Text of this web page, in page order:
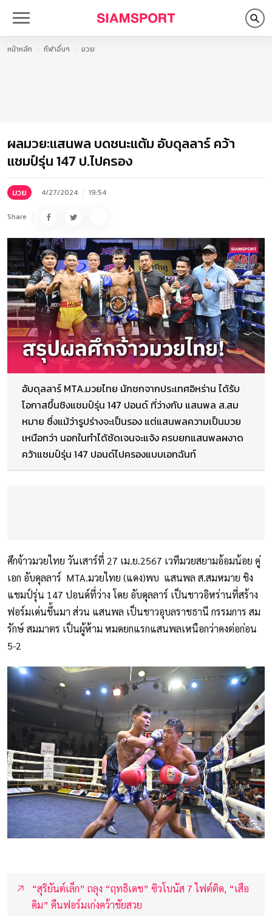
หน้าหลัก กีฬาอื่นๆ มวย
ผลมวย:แสนพล บดชนะแต้ม อับดุลลาร์ คว้า
แชมป์รุ่น 147 ป.ไปครอง
มวย 4/27/2024 19:54
Share
อับดุลลาร์ MTA.มวยไทย นักชกจากประเทศอิหร่าน ได้รับ
โอกาสขึ้นชิงแชมป์รุ่น 147 ปอนด์ ที่ว่างกับ แสนพล ส.สม
หมาย ซึ่งแม้ว่ารูปร่างจะเป็นรอง แต่แสนพลความเป็นมวย
เหนือกว่า นอกในทำได้ชัดเจนจะแจ้ง ครบยกแสนพลผงาด
คว้าแชมป์รุ่น 147 ปอนด์ไปครองแบบเอกฉันท์
ศึกจ้าวมวยไทย วันเสาร์ที่ 27 เม.ย.2567 เวทีมวยสยามอ้อมน้อย คู่
เอก อับดุลลาร์ MTA.มวยไทย (แดง)พบ แสนพล ส.สมหมาย ชิง
แชมป์รุ่น 147 ปอนด์ที่ว่าง โดย อับดุลลาร์ เป็นชาวอิหร่านที่สร้าง
ฟอร์มเด่นขึ้นมา ส่วน แสนพล เป็นชาวอุบลราชธานี กรรมการ สม
รักษ์ สมมาตร เป็นผู้ห้าม หมดยกแรกแสนพลเหนือกว่าคงต่อก่อน
5-2
“สุริยันต์เล็ก” ถลุง “ฤทธิเดช” ซิวโบนัส 7 ไฟต์ติด, “เสือ
คิม” คืนฟอร์มเก่งคว้าชัยสวย